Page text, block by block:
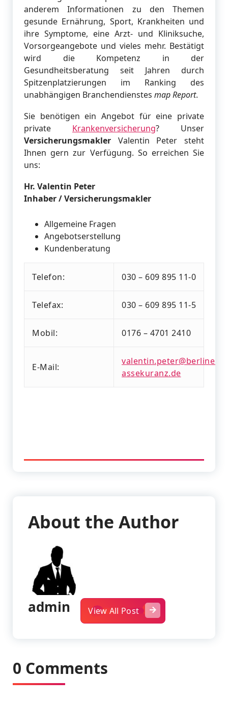
anderem Informationen zu den Themen
gesunde Ernährung, Sport, Krankheiten und
ihre Symptome, eine Arzt- und Kliniksuche,
Vorsorgeangebote und vieles mehr. Bestätigt
wird die Kompetenz in der
Gesundheitsberatung seit Jahren durch
Spitzenplatzierungen im Ranking des
unabhängigen Branchendienstes map Report.
Sie benötigen ein Angebot für eine private
private Krankenversicherung? Unser
Versicherungsmakler Valentin Peter steht
Ihnen gern zur Verfügung. So erreichen Sie
uns:
Hr. Valentin Peter
Inhaber / Versicherungsmakler
Allgemeine Fragen
Angebotserstellung
Kundenberatung
Telefon: 030 – 609 895 11-0
Telefax: 030 – 609 895 11-5
Mobil: 0176 – 4701 2410
E-Mail:
valentin.peter@berliner-
assekuranz.de
About the Author
admin View All Post
0 Comments